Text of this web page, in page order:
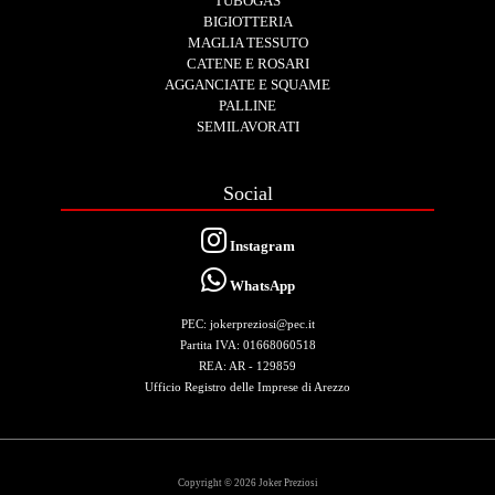
BIGIOTTERIA
MAGLIA TESSUTO
CATENE E ROSARI
AGGANCIATE E SQUAME
PALLINE
SEMILAVORATI
Social
Instagram
WhatsApp
PEC: jokerpreziosi@pec.it
Partita IVA: 01668060518
REA: AR - 129859
Ufficio Registro delle Imprese di Arezzo
Copyright © 2026 Joker Preziosi